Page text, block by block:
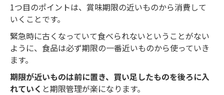
1つ目のポイントは、賞味期限の近いものから消費して
いくことです。
緊急時に古くなっていて食べられないということがない
ように、食品は必ず期限の一番近いものから使っていき
ます。
期限が近いものは前に置き、買い足したものを後ろに入
れていく と期限管理が楽になります。